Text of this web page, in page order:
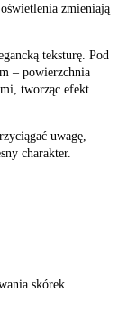
zmieniają
teksturę. Pod
– powierzchnia
tworząc efekt
uwagę,
charakter.
skórek